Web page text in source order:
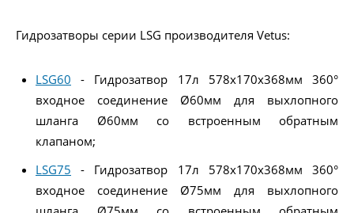
Гидрозатворы серии LSG производителя Vetus:
LSG60 - Гидрозатвор 17л 578x170x368мм 360°
входное соединение Ø60мм для выхлопного
шланга Ø60мм со встроенным обратным
клапаном;
LSG75 - Гидрозатвор 17л 578x170x368мм 360°
входное соединение Ø75мм для выхлопного